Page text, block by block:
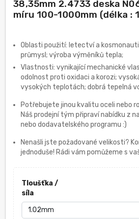
38,35mm 2.4733 deska
míru 100-1000mm (délka :
Oblasti použití: letectví a
průmysl; výroba výměníků tepla;
Vlastnosti: vynikající mechanické
odolnost proti oxidaci a korozi;
vysokých teplotách; dobrá tepelná
Potřebujete jinou kvalitu oceli nebo
Náš prodejní tým připraví nabídku z
nebo dodavatelského programu :)
Nenašli jste požadované velikosti?
jednoduše! Rádi vám pomůžeme s
Tloušťka /
síla